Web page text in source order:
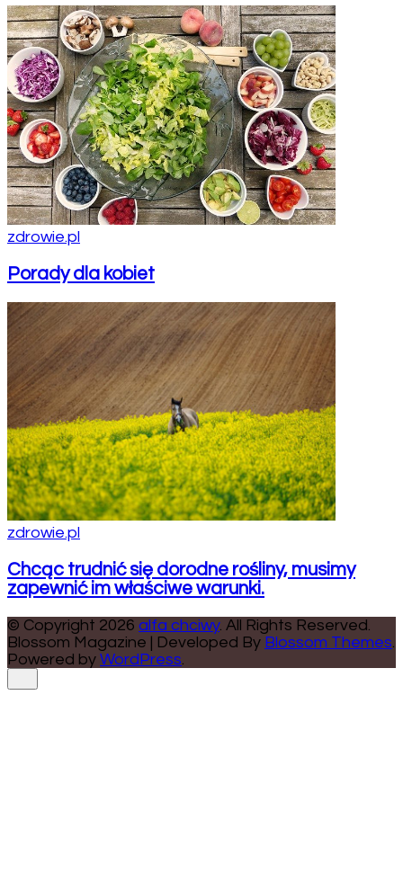
zdrowie.pl
Porady dla kobiet
zdrowie.pl
Chcąc trudnić się dorodne rośliny, musimy
zapewnić im właściwe warunki.
© Copyright 2026 alfa chciwy. All Rights Reserved.
Blossom Magazine | Developed By Blossom Themes.
Powered by WordPress.